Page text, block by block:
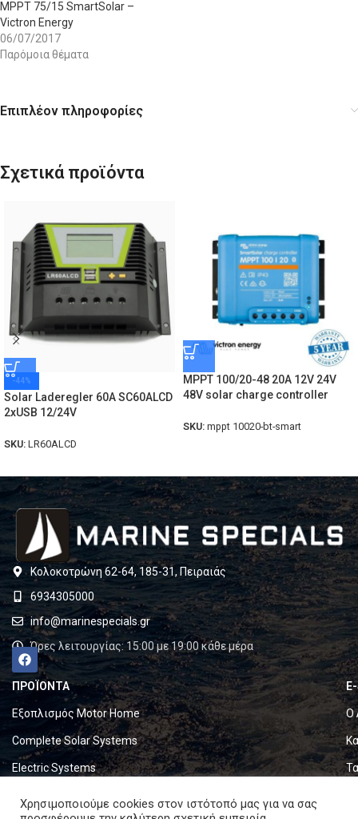
MPPT 75/15 SmartSolar –
Victron Energy
06/07/2017
Παρόμοια θέματα
Επιπλέον πληροφορίες
Σχετικά προϊόντα
-44%
Solar Laderegler 60A SC60ALCD
2xUSB 12/24V
SKU: LR60ALCD
MPPT 100/20-48 20A 12V 24V
48V solar charge controller
SKU: mppt 10020-bt-smart
Κολοκοτρώνη 62-64, 185-31, Πειραιάς
6934305000
info@marinespecials.gr
Ώρες λειτουργίας: 15:00 με 19:00 κάθε μέρα
ΠΡΟΪΟΝΤΑ
Εξοπλισμός Motor Home
Complete Solar Systems
Electric Systems
Ο
Χρησιμοποιούμε cookies στον ιστότοπό μας για να σας